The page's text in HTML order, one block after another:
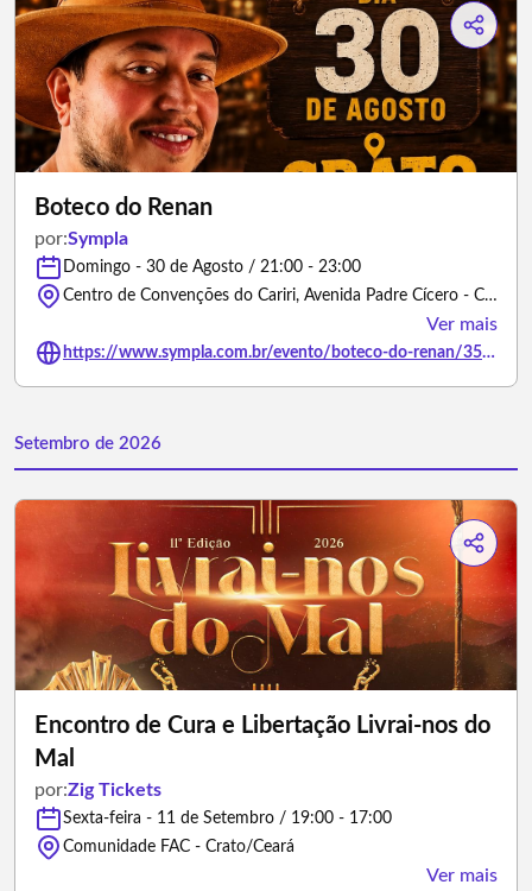
Boteco do Renan
por:Sympla
Domingo - 30 de Agosto / 21:00 - 23:00
Centro de Convenções do Cariri, Avenida Padre Cícero - Crato/Ceará
Ver mais
https://www.sympla.com.br/evento/boteco-do-renan/3501374
Setembro de 2026
Encontro de Cura e Libertação Livrai-nos do
Mal
por:Zig Tickets
Sexta-feira - 11 de Setembro / 19:00 - 17:00
Comunidade FAC - Crato/Ceará
Ver mais